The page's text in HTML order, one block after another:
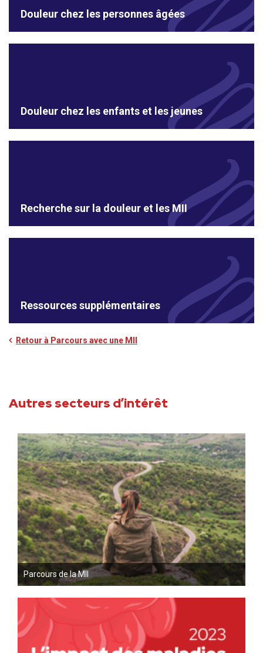
Douleur chez les personnes âgées
Douleur chez les enfants et les jeunes
Recherche sur la douleur et les MII
Ressources supplémentaires
Retour à Parcours avec une MII
Autres secteurs d’intérêt
Parcours de la MII